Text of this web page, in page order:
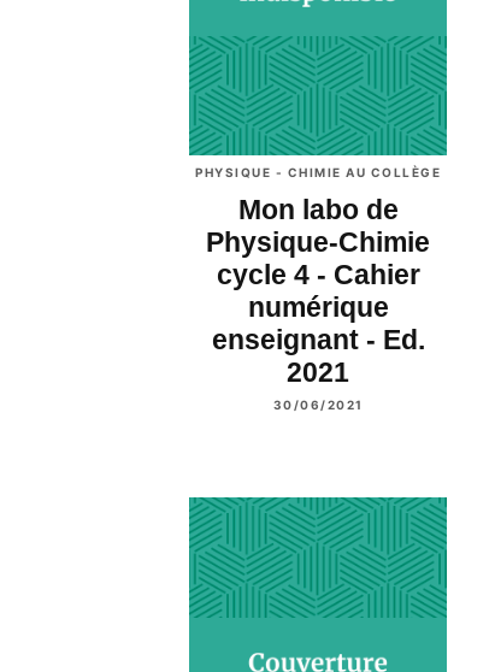
PHYSIQUE - CHIMIE AU COLLÈGE
Mon labo de
Physique-Chimie
cycle 4 - Cahier
numérique
enseignant - Ed.
2021
30/06/2021